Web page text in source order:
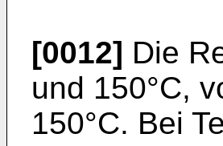
[0012] Die
und 150°C,
150°C. Bei